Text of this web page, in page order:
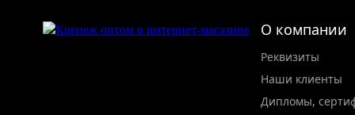
О компании
Реквизиты
Наши клиенты
Дипломы,